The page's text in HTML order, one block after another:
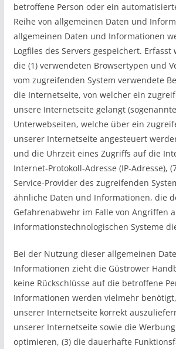
betroffene Person oder ein
Reihe von allgemeinen Daten und
allgemeinen Daten und Informationen
Logfiles des Servers gespeichert. Erfasst
die (1) verwendeten Browsertypen und
vom zugreifenden System verwendete
die Internetseite, von welcher ein
unsere Internetseite gelangt
Unterwebseiten, welche über ein
unserer Internetseite angesteuert
und die Uhrzeit eines Zugriffs auf die
Internet-Protokoll-Adresse (IP-Adresse),
Service-Provider des zugreifenden
ähnliche Daten und Informationen, die
Gefahrenabwehr im Falle von Angriffen
informationstechnologischen Systeme
Bei der Nutzung dieser allgemeinen
Informationen zieht die Güstrower
keine Rückschlüsse auf die betroffene
Informationen werden vielmehr
unserer Internetseite korrekt
unserer Internetseite sowie die
optimieren, (3) die dauerhafte